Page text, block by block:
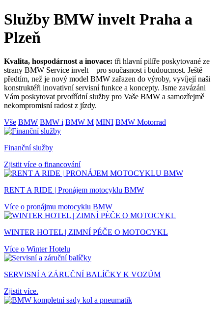
Služby BMW invelt Praha a
Plzeň
Kvalita, hospodárnost a inovace: tři hlavní pilíře poskytované ze
strany BMW Service invelt – pro současnost i budoucnost. Ještě
předtím, než je nový model BMW zařazen do výroby, vyvíjejí naši
konstruktéři inovativní servisní funkce a koncepty. Jsme zavázáni
Vám poskytovat prvotřídní služby pro Vaše BMW a samozřejmě
nekompromisní radost z jízdy.
Vše BMW BMW i BMW M MINI BMW Motorrad
Finanční služby
Zjistit více o financování
RENT A RIDE | Pronájem motocyklu BMW
Více o pronájmu motocyklu BMW
WINTER HOTEL | ZIMNÍ PÉČE O MOTOCYKL
Více o Winter Hotelu
SERVISNÍ A ZÁRUČNÍ BALÍČKY K VOZŮM
Zjistit více.